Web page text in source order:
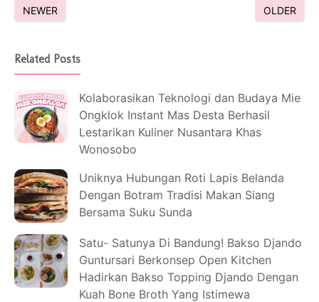
NEWER OLDER
Related Posts
Kolaborasikan Teknologi dan Budaya Mie
Ongklok Instant Mas Desta Berhasil
Lestarikan Kuliner Nusantara Khas
Wonosobo
Uniknya Hubungan Roti Lapis Belanda
Dengan Botram Tradisi Makan Siang
Bersama Suku Sunda
Satu- Satunya Di Bandung! Bakso Djando
Guntursari Berkonsep Open Kitchen
Hadirkan Bakso Topping Djando Dengan
Kuah Bone Broth Yang Istimewa